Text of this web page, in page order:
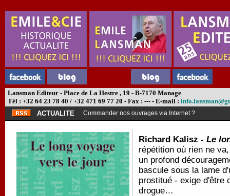
Lansman Editeur - Place de La Hestre , 19 - B-7170 Manage
Tél : +32 64 23 78 40 / +32 471 69 77 20 - Fax : --- - E-mail :
ACTUALITE
Commander nos ouvrages via Internet ?
Richard Kalisz - Le
répétition où rien ne
un profond
bascule sous la lame
prostitué - exige d'être
drogue…